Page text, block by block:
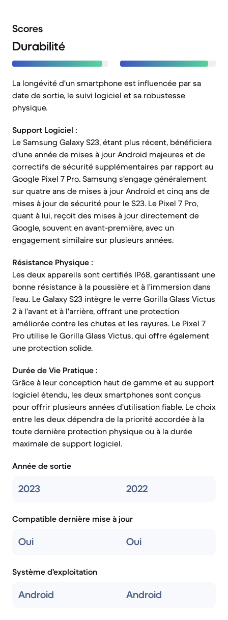
Scores
Durabilité
La longévité d'un smartphone est influencée par sa
date de sortie, le suivi logiciel et sa robustesse
physique.
Support Logiciel :
Le Samsung Galaxy S23, étant plus récent, bénéficiera
d'une année de mises à jour Android majeures et de
correctifs de sécurité supplémentaires par rapport au
Google Pixel 7 Pro. Samsung s'engage généralement
sur quatre ans de mises à jour Android et cinq ans de
mises à jour de sécurité pour le S23. Le Pixel 7 Pro,
quant à lui, reçoit des mises à jour directement de
Google, souvent en avant-première, avec un
engagement similaire sur plusieurs années.
Résistance Physique :
Les deux appareils sont certifiés IP68, garantissant une
bonne résistance à la poussière et à l'immersion dans
l'eau. Le Galaxy S23 intègre le verre Gorilla Glass Victus
2 à l'avant et à l'arrière, offrant une protection
améliorée contre les chutes et les rayures. Le Pixel 7
Pro utilise le Gorilla Glass Victus, qui offre également
une protection solide.
Durée de Vie Pratique :
Grâce à leur conception haut de gamme et au support
logiciel étendu, les deux smartphones sont conçus
pour offrir plusieurs années d'utilisation fiable. Le choix
entre les deux dépendra de la priorité accordée à la
toute dernière protection physique ou à la durée
maximale de support logiciel.
Année de sortie
2023 2022
Compatible dernière mise à jour
Oui Oui
Système d'exploitation
Android Android